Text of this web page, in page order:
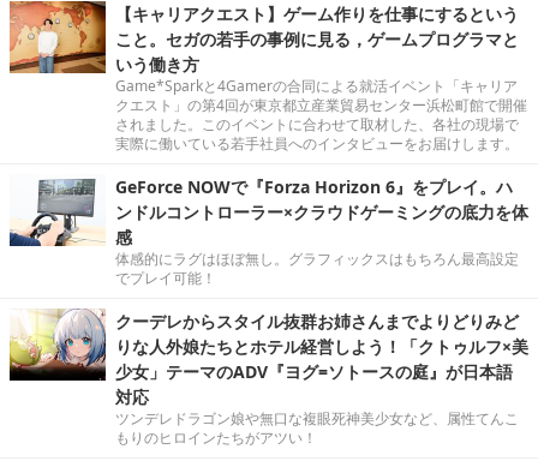
【キャリアクエスト】ゲーム作りを仕事にするという
こと。セガの若手の事例に見る，ゲームプログラマと
いう働き方
Game*Sparkと4Gamerの合同による就活イベント「キャリア
クエスト」の第4回が東京都立産業貿易センター浜松町館で開催
されました。このイベントに合わせて取材した、各社の現場で
実際に働いている若手社員へのインタビューをお届けします。
GeForce NOWで『Forza Horizon 6』をプレイ。ハ
ンドルコントローラー×クラウドゲーミングの底力を体
感
体感的にラグはほぼ無し。グラフィックスはもちろん最高設定
でプレイ可能！
クーデレからスタイル抜群お姉さんまでよりどりみど
りな人外娘たちとホテル経営しよう！「クトゥルフ×美
少女」テーマのADV『ヨグ=ソトースの庭』が日本語
対応
ツンデレドラゴン娘や無口な複眼死神美少女など、属性てんこ
もりのヒロインたちがアツい！